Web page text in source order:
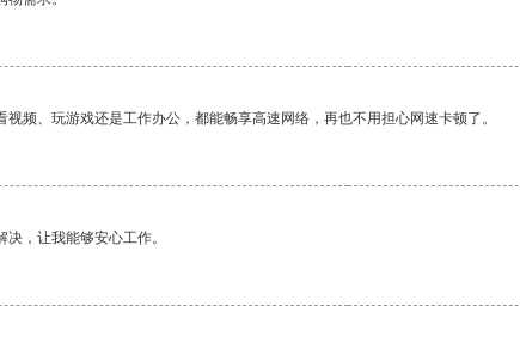
频、玩游戏还是工作办公，都能畅享高速网络，再也不用担心网速卡顿了。
，让我能够安心工作。